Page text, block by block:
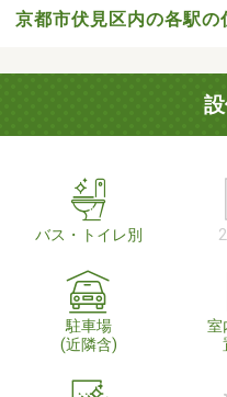
京都市伏見区内の各駅の
バス・トイレ別
駐車場
(近隣含)
室